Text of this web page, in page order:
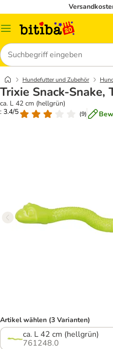
Menü
Suchen
Hundefutter und Zubehör
Trixie Snack-Snake,
ca. L 42 cm (hellgrün)
: 3.4/5
(9)
Artikel wählen (3 Varianten)
ca. L 42 cm (hellgrün)
761248.0